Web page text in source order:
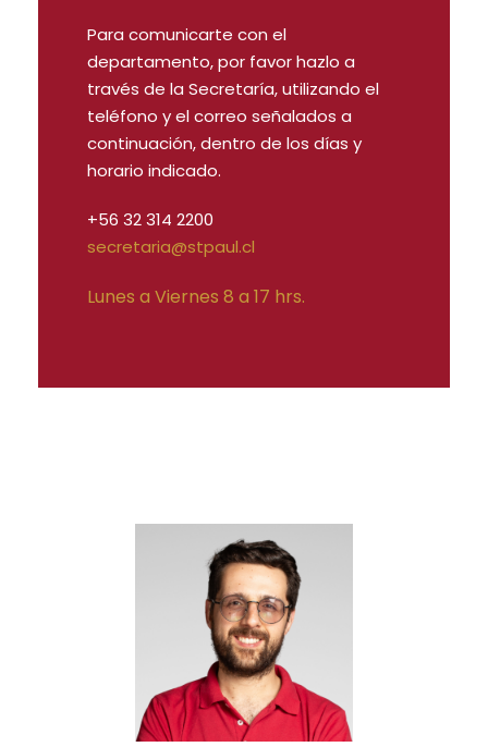
Para comunicarte con el
departamento, por favor hazlo a
través de la Secretaría, utilizando el
teléfono y el correo señalados a
continuación, dentro de los días y
horario indicado.
+56 32 314 2200
secretaria@stpaul.cl
Lunes a Viernes 8 a 17 hrs.